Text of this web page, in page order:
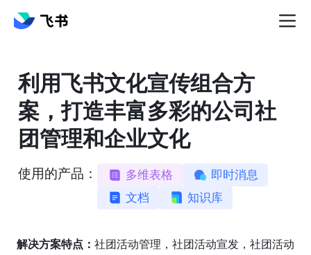
利用飞书文化宣传组合方
案，打造丰富多彩的公司社
团管理和企业文化
使用的产品： 多维表格
即时消息
文档
知识库
解决方案特点： 社团活动管理，社团活动宣发，社团活动